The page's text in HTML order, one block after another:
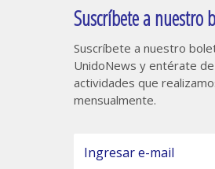
Suscríbete a nuestro
Suscríbete a nuestro
UnidoNews y entérate
actividades que
mensualmente.